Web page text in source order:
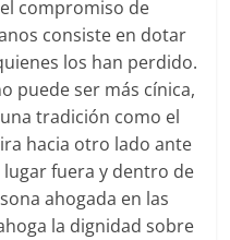
compromiso de
consiste en dotar
los han perdido.
puede ser más cínica,
tradición como el
hacia otro lado ante
fuera y dentro de
ahogada en las
la dignidad sobre